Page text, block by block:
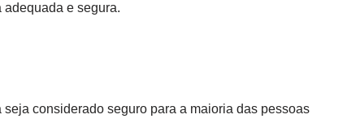
adequada e segura.
seja considerado seguro para a maioria das pessoas